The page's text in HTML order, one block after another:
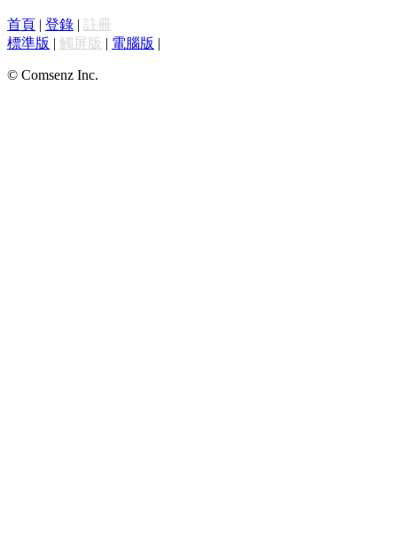
首頁 | 登錄 | 註冊
標準版 | 觸屏版 | 電腦版 |
© Comsenz Inc.